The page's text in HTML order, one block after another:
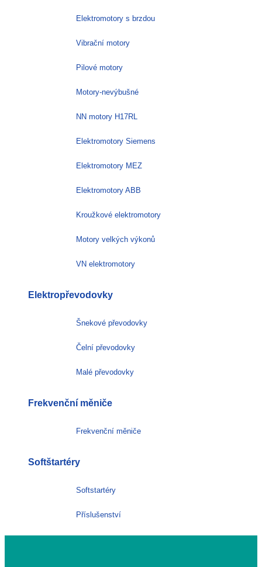
Elektromotory s brzdou
Vibrační motory
Pilové motory
Motory-nevýbušné
NN motory H17RL
Elektromotory Siemens
Elektromotory MEZ
Elektromotory ABB
Kroužkové elektromotory
Motory velkých výkonů
VN elektromotory
Elektropřevodovky
Šnekové převodovky
Čelní převodovky
Malé převodovky
Frekvenční měniče
Frekvenční měniče
Softštartéry
Softstartéry
Příslušenství